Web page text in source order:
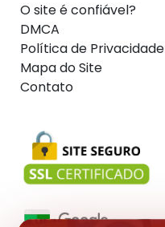
O site é confiável?
DMCA
Política de Privacidade
Mapa do Site
Contato